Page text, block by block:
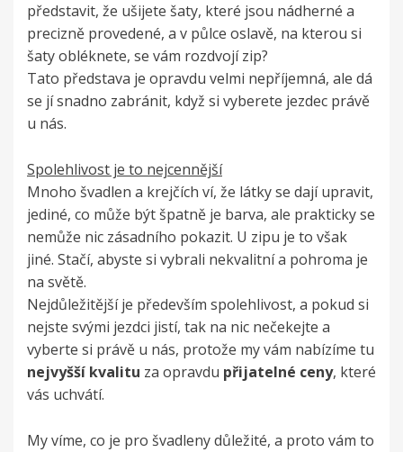
představit, že ušijete šaty, které jsou nádherné a
precizně provedené, a v půlce oslavě, na kterou si
šaty obléknete, se vám rozdvojí zip?
Tato představa je opravdu velmi nepříjemná, ale dá
se jí snadno zabránit, když si vyberete jezdec právě
u nás.
Spolehlivost je to nejcennější
Mnoho švadlen a krejčích ví, že látky se dají upravit,
jediné, co může být špatně je barva, ale prakticky se
nemůže nic zásadního pokazit. U zipu je to však
jiné. Stačí, abyste si vybrali nekvalitní a pohroma je
na světě.
Nejdůležitější je především spolehlivost, a pokud si
nejste svými jezdci jistí, tak na nic nečekejte a
vyberte si právě u nás, protože my vám nabízíme tu
nejvyšší kvalitu za opravdu přijatelné ceny, které
vás uchvátí.
My víme, co je pro švadleny důležité, a proto vám to